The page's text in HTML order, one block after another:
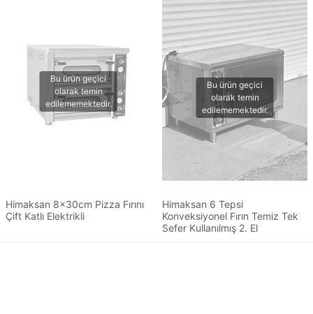
Himaksan 8x30cm Pizza Fırını
Çift Katlı Elektrikli
Himaksan 6 Tepsi
Konveksiyonel Fırın Temiz Tek
Sefer Kullanılmış 2. El